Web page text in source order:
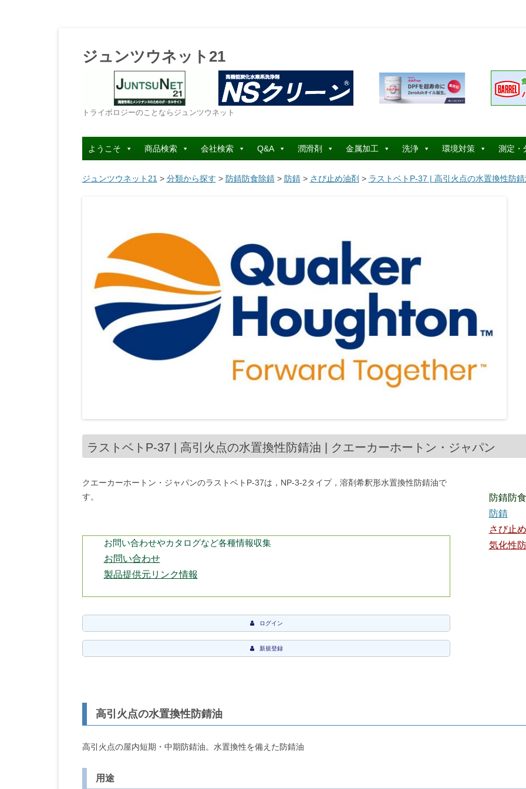
ジュンツウネット21
トライボロジーのことならジュンツウネット
コ
ン
テ
ン
へ
ようこそ 商品検索 会社検索 Q&A 潤滑剤 金属加工 洗浄 環境対策 測定・
ジュンツウネット21 > 分類から探す > 防錆防食除錆> 防錆> さび止め油剤 > ラストベトP-37 | 高引火点の水置換性防
ラストベトP-37 | 高引火点の水置換性防錆油 | クエーカーホートン・ジャパン
クエーカーホートン・ジャパンのラストベトP-37は，NP-3-2タイプ，溶剤希釈形水置換性防錆油で
す。
お問い合わせやカタログなど各種情報収集
お問い合わせ
製品提供元リンク情報
ログイン
新規登録
防錆防
防錆
さび止
気化性
高引火点の水置換性防錆油
高引火点の屋内短期・中期防錆油。水置換性を備えた防錆油
用途